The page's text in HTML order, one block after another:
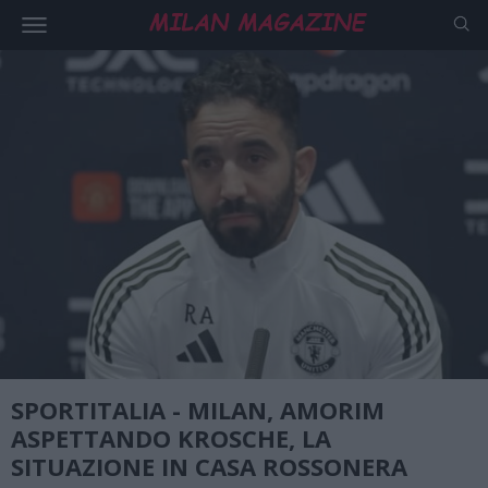
SPORTITALIA - MILAN, AMORIM
ASPETTANDO KROSCHE, LA
SITUAZIONE IN CASA ROSSONERA